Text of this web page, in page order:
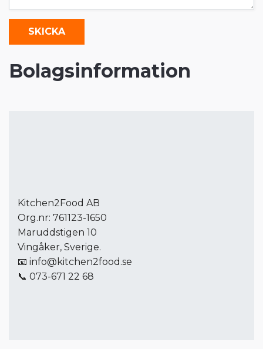
SKICKA
Bolagsinformation
Kitchen2Food AB
Org.nr: 761123-1650
Maruddstigen 10
Vingåker, Sverige.
📧 info@kitchen2food.se
📞 073-671 22 68